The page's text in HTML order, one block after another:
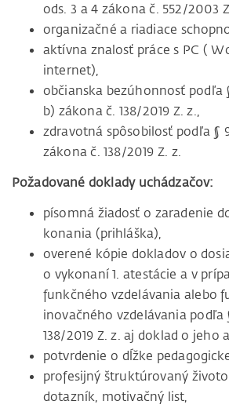
ods. 3 a 4 zákona č. 552/2003
organizačné a riadiace
aktívna znalosť práce s PC (
internet),
občianska bezúhonnosť podľa
b) zákona č. 138/2019 Z. z.,
zdravotná spôsobilosť podľa §
zákona č. 138/2019 Z. z.
Požadované doklady uchádzačov:
písomná žiadosť o zaradenie
konania (prihláška),
overené kópie dokladov o
o vykonaní 1. atestácie a v
funkčného vzdelávania alebo
inovačného vzdelávania podľa
138/2019 Z. z. aj doklad o jeho
potvrdenie o dĺžke
profesijný štruktúrovaný
dotazník, motivačný list,